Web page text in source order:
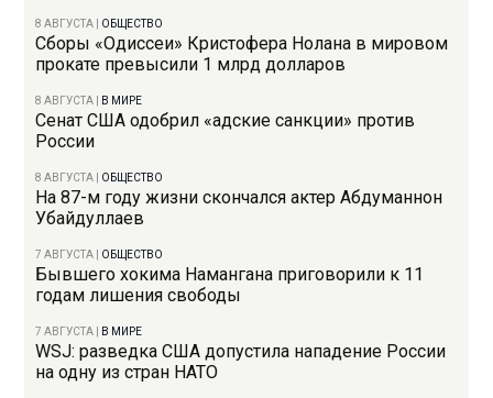
8 АВГУСТА ОБЩЕСТВО
Сборы «Одиссеи» Кристофера Нолана в мировом
прокате превысили 1 млрд долларов
8 АВГУСТА В МИРЕ
Сенат США одобрил «адские санкции» против
России
8 АВГУСТА ОБЩЕСТВО
На 87-м году жизни скончался актер Абдуманнон
Убайдуллаев
7 АВГУСТА ОБЩЕСТВО
Бывшего хокима Намангана приговорили к 11
годам лишения свободы
7 АВГУСТА В МИРЕ
WSJ: разведка США допустила нападение России
на одну из стран НАТО